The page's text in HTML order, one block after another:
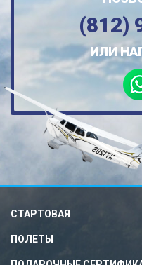
(812)
ИЛИ
СТАРТОВАЯ
ПОЛЕТЫ